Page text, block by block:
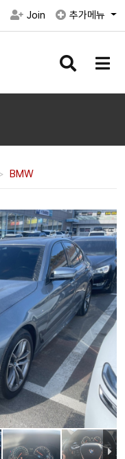
Join 추가메뉴
검
버
메
버
BMW